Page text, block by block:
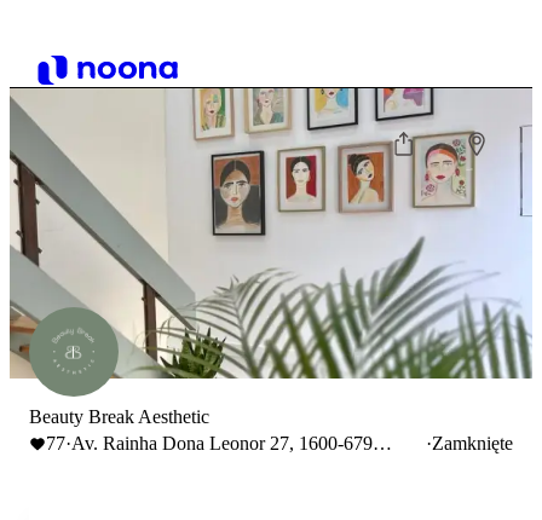
Beauty Break Aesthetic
77·Av. Rainha Dona Leonor 27, 1600-679
·Zamknięte